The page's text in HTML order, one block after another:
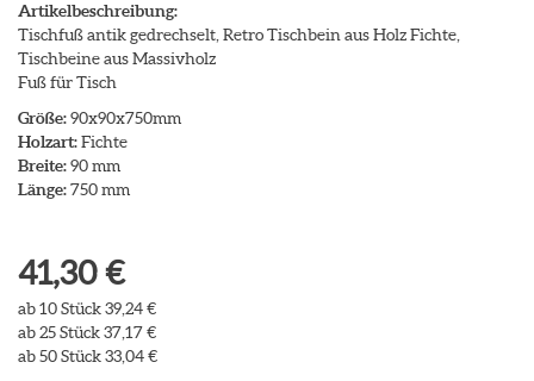
Artikelbeschreibung:
Tischfuß antik gedrechselt, Retro Tischbein aus Holz Fichte,
Tischbeine aus Massivholz
Fuß für Tisch
Größe:90x90x750mm
Holzart:Fichte
Breite:90 mm
Länge:750 mm
41,30 €
ab 10 Stück 39,24 €
ab 25 Stück 37,17 €
ab 50 Stück 33,04 €